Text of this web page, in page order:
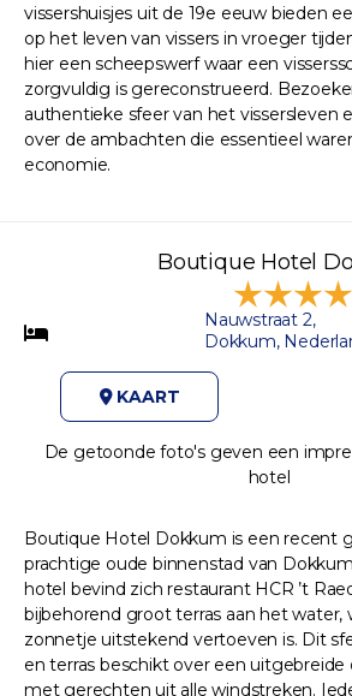
vissershuisjes uit de 19e eeuw bieden
op het leven van vissers in vroeger
hier een scheepswerf waar een
zorgvuldig is gereconstrueerd.
authentieke sfeer van het vissersleven
over de ambachten die essentieel
economie.
Boutique Hotel
Nauwstraat 2,
Dokkum,
KAART
De getoonde foto's geven een
hotel
Boutique Hotel Dokkum is een recent
prachtige oude binnenstad van
hotel bevind zich restaurant HCR ’t
bijbehorend groot terras aan het water,
zonnetje uitstekend vertoeven is. Dit
en terras beschikt over een uitgebreide
met gerechten uit alle windstreken.